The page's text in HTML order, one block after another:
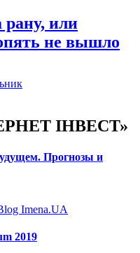
рану, или
не вышло
ІНВЕСТ»
Прогнозы и
Imena.UA
2019